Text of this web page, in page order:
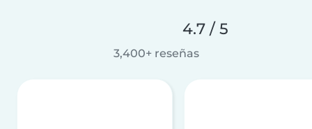
4.7 / 5
3,400+ reseñas